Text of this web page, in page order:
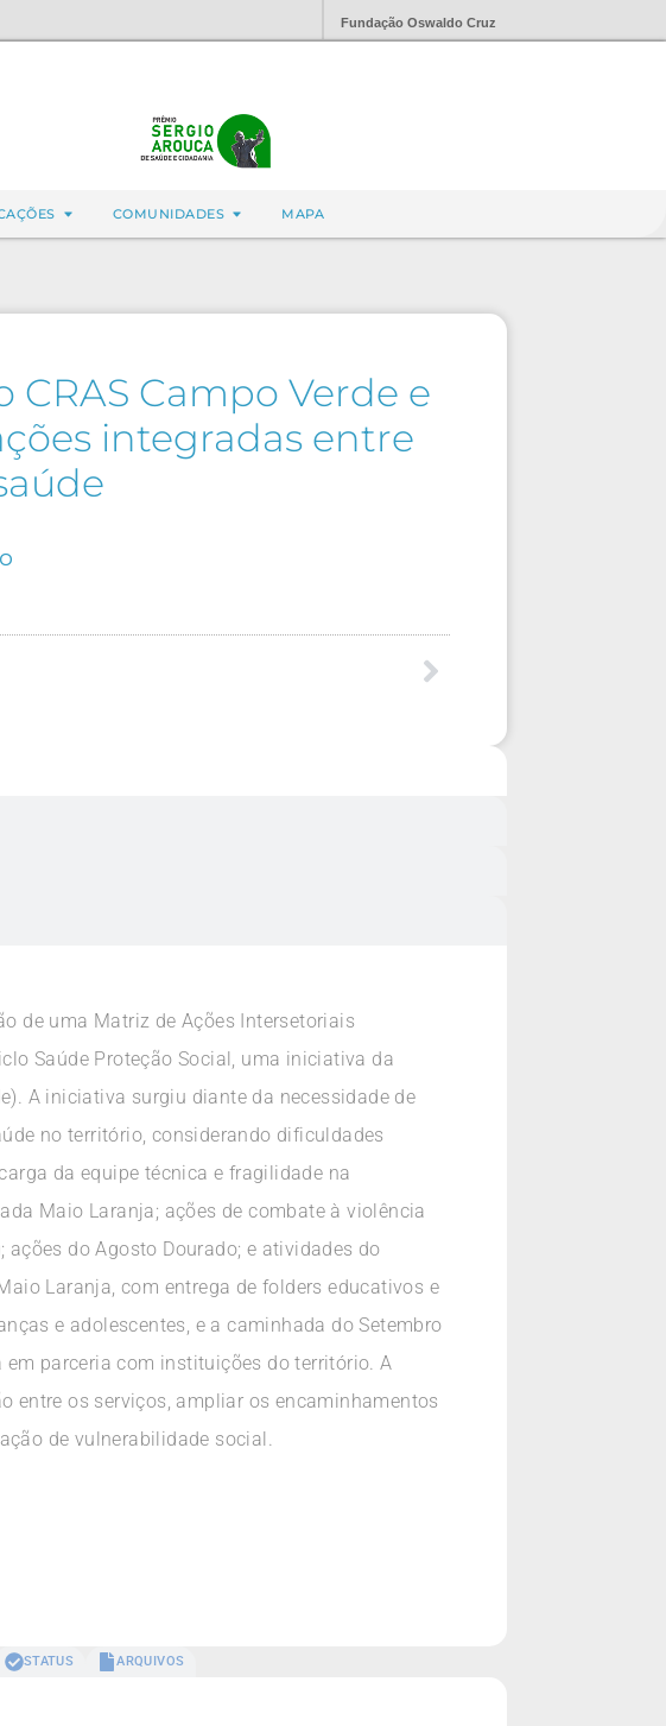
Fundação Oswaldo Cruz
COMUNIDADES MAPA
Campo Verde e
integradas entre
de uma Matriz de Ações Intersetoriais
Saúde Proteção Social, uma iniciativa da
A iniciativa surgiu diante da necessidade de
no território, considerando dificuldades
da equipe técnica e fragilidade na
Maio Laranja; ações de combate à violência
do Agosto Dourado; e atividades do
Laranja, com entrega de folders educativos e
e adolescentes, e a caminhada do Setembro
parceria com instituições do território. A
entre os serviços, ampliar os encaminhamentos
de vulnerabilidade social.
STATUS ARQUIVOS